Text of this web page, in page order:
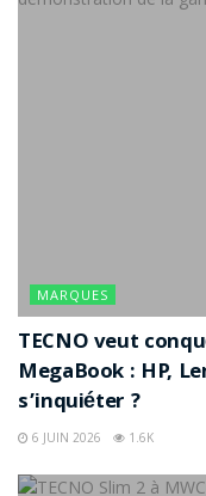
MARQUES
TECNO veut
MegaBook : HP,
s’inquiéter ?
6 JUIN 2026 1.6K